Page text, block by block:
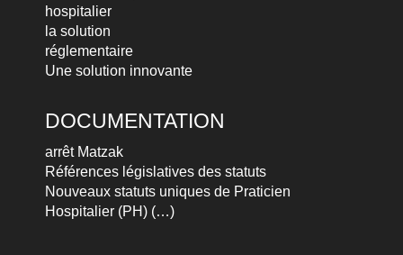
hospitalier
la solution
réglementaire
Une solution innovante
DOCUMENTATION
arrêt Matzak
Références législatives des statuts
Nouveaux statuts uniques de Praticien
Hospitalier (PH) (…)